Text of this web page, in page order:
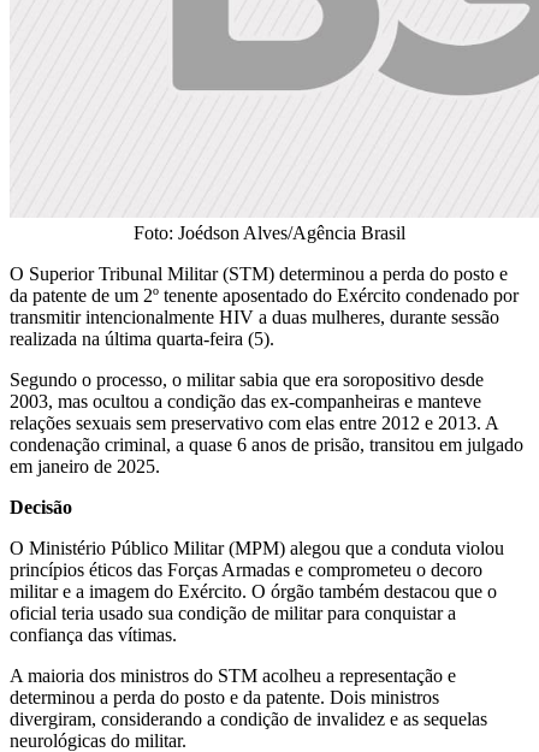
Foto: Joédson Alves/Agência Brasil
O Superior Tribunal Militar (STM) determinou a perda do posto e
da patente de um 2º tenente aposentado do Exército condenado por
transmitir intencionalmente HIV a duas mulheres, durante sessão
realizada na última quarta-feira (5).
Segundo o processo, o militar sabia que era soropositivo desde
2003, mas ocultou a condição das ex-companheiras e manteve
relações sexuais sem preservativo com elas entre 2012 e 2013. A
condenação criminal, a quase 6 anos de prisão, transitou em julgado
em janeiro de 2025.
Decisão
O Ministério Público Militar (MPM) alegou que a conduta violou
princípios éticos das Forças Armadas e comprometeu o decoro
militar e a imagem do Exército. O órgão também destacou que o
oficial teria usado sua condição de militar para conquistar a
confiança das vítimas.
A maioria dos ministros do STM acolheu a representação e
determinou a perda do posto e da patente. Dois ministros
divergiram, considerando a condição de invalidez e as sequelas
neurológicas do militar.